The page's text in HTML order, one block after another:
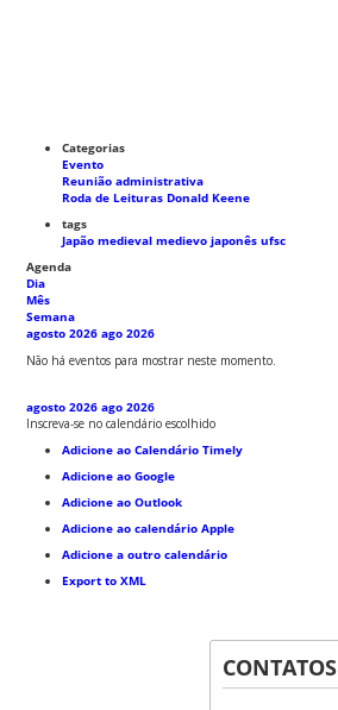
Categorias
Evento
Reunião administrativa
Roda de Leituras Donald Keene
tags
Japão medievalmedievo japonêsufsc
Agenda
Dia
Mês
Semana
agosto 2026 ago 2026
Não há eventos para mostrar neste momento.
agosto 2026 ago 2026
Inscreva-se no calendário escolhido
Adicione ao Calendário Timely
Adicione ao Google
Adicione ao Outlook
Adicione ao calendário Apple
Adicione a outro calendário
Export to XML
CONTATOS